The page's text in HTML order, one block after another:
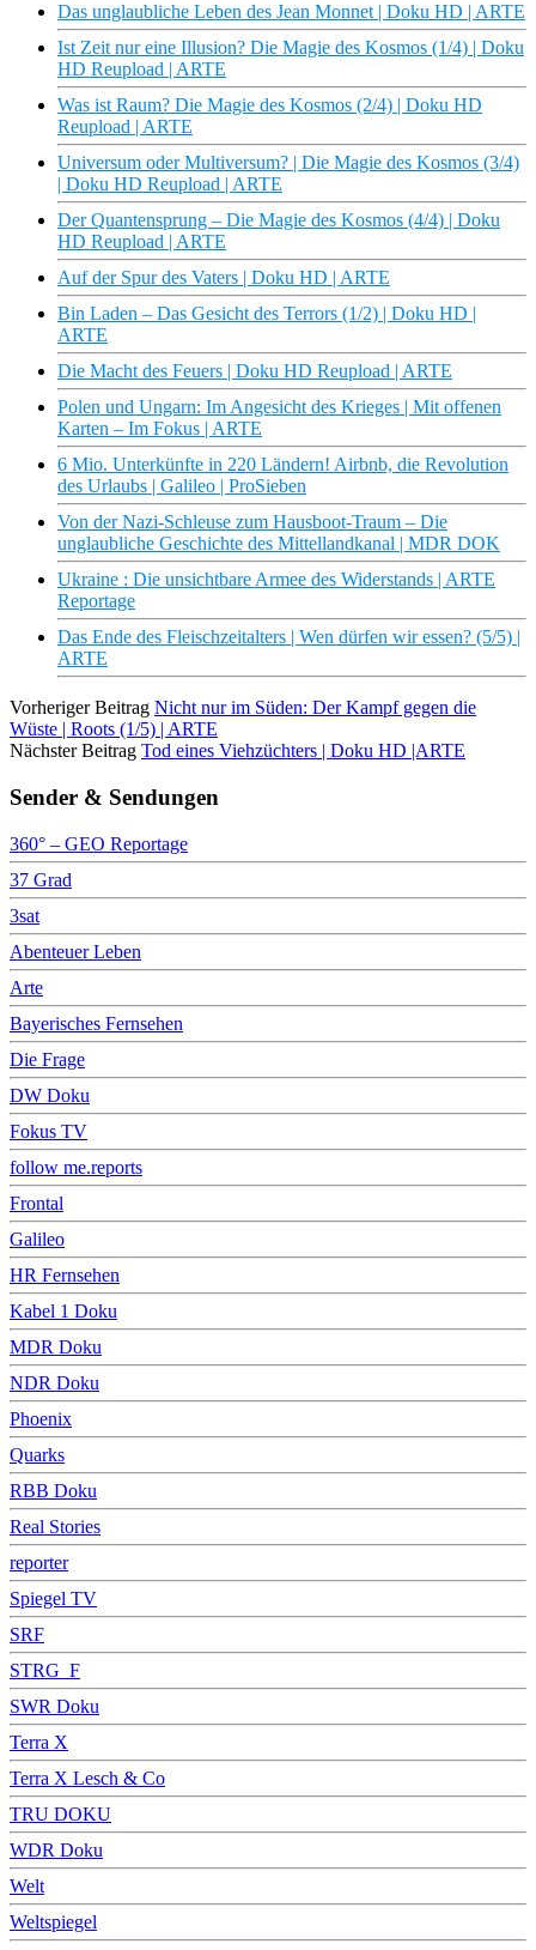
Das unglaubliche Leben des Jean Monnet | Doku HD | ARTE
Ist Zeit nur eine Illusion? Die Magie des Kosmos (1/4) | Doku
HD Reupload | ARTE
Was ist Raum? Die Magie des Kosmos (2/4) | Doku HD
Reupload | ARTE
Universum oder Multiversum? | Die Magie des Kosmos (3/4)
| Doku HD Reupload | ARTE
Der Quantensprung – Die Magie des Kosmos (4/4) | Doku
HD Reupload | ARTE
Auf der Spur des Vaters | Doku HD | ARTE
Bin Laden – Das Gesicht des Terrors (1/2) | Doku HD |
ARTE
Die Macht des Feuers | Doku HD Reupload | ARTE
Polen und Ungarn: Im Angesicht des Krieges | Mit offenen
Karten – Im Fokus | ARTE
6 Mio. Unterkünfte in 220 Ländern! Airbnb, die Revolution
des Urlaubs | Galileo | ProSieben
Von der Nazi-Schleuse zum Hausboot-Traum – Die
unglaubliche Geschichte des Mittellandkanal | MDR DOK
Ukraine : Die unsichtbare Armee des Widerstands | ARTE
Reportage
Das Ende des Fleischzeitalters | Wen dürfen wir essen? (5/5) |
ARTE
Vorheriger Beitrag Nicht nur im Süden: Der Kampf gegen die
Wüste | Roots (1/5) | ARTE
Nächster Beitrag Tod eines Viehzüchters | Doku HD |ARTE
Sender & Sendungen
360° – GEO Reportage
37 Grad
3sat
Abenteuer Leben
Arte
Bayerisches Fernsehen
Die Frage
DW Doku
Fokus TV
follow me.reports
Frontal
Galileo
HR Fernsehen
Kabel 1 Doku
MDR Doku
NDR Doku
Phoenix
Quarks
RBB Doku
Real Stories
reporter
Spiegel TV
SRF
STRG_F
SWR Doku
Terra X
Terra X Lesch & Co
TRU DOKU
WDR Doku
Welt
Weltspiegel